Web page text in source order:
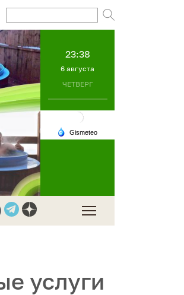
23:38
6 августа
ЧЕТВЕРГ
услуги